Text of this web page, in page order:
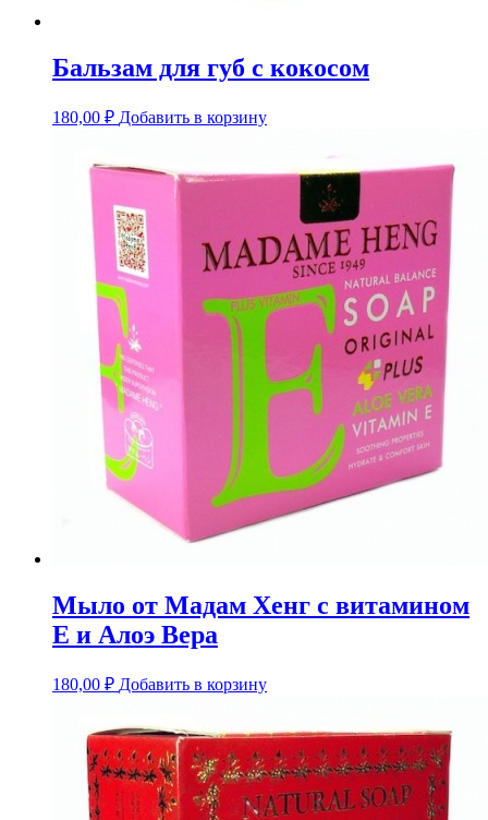
Бальзам для губ с кокосом
180,00 ₽ Добавить в корзину
Мыло от Мадам Хенг c витамином
Е и Алоэ Вера
180,00 ₽ Добавить в корзину